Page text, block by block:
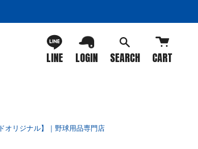
LINE LOGIN SEARCH CART
オリジナル】｜野球用品専門店